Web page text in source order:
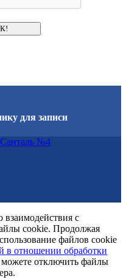
для записи
№4
взаимодействия с
cookie. Продолжая
файлов cookie
в отношении обработки
можете отключить файлы